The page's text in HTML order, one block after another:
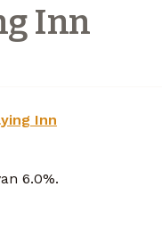
Inn
Inn
6.0%.